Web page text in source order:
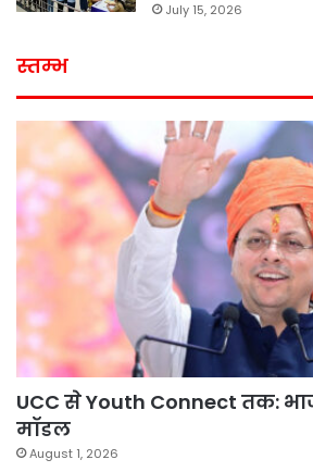
July 15, 2026
स्तम्भ
UCC से Youth Connect तक:
मॉडल
August 1, 2026